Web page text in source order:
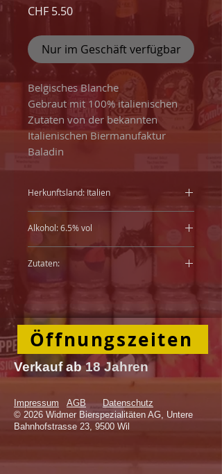
CHF 5.50Preis
Nur im Geschäft verfügbar
Belgisches Blanche
Gebraut mit 100% italienischen
Zutaten von der bekannten
Italienischen Biermanufaktur
Baladin
Herkunftsland: Italien
Alkohol: 6.5% vol
Zutaten:
Wasser, GERSTENMALZ, Hopfen,
Hefe
Öffnungszeiten
Verkaufab18 Jahren
Impressum AGB
Datenschutz
© 2026 Widmer Bierspezialitäten AG, Untere
Bahnhofstrasse 23, 9500 Wil